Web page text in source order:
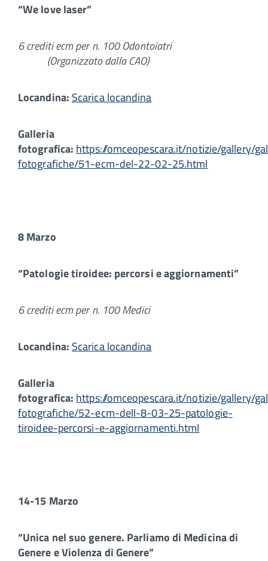
“We love laser”
6 crediti ecm per n. 100 Odontoiatri
(Organizzato dalla CAO)
Locandina: Scarica locandina
Galleria
fotografica: https://omceopescara.it/notizie/gallery/
fotografiche/51-ecm-del-22-02-25.html
8 Marzo
“Patologie tiroidee: percorsi e aggiornamenti”
6 crediti ecm per n. 100 Medici
Locandina: Scarica locandina
Galleria
fotografica: https://omceopescara.it/notizie/gallery/
fotografiche/52-ecm-dell-8-03-25-patologie-
tiroidee-percorsi-e-aggiornamenti.html
14-15 Marzo
“Unica nel suo genere. Parliamo di Medicina di
Genere e Violenza di Genere”